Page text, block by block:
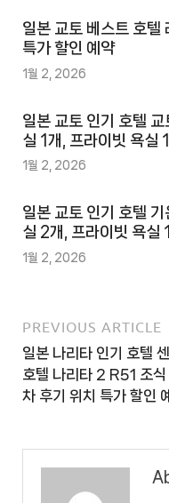
일본 교토 베스트 호텔
특가 할인 예약
1월 2, 2026
일본 교토 인기 호텔
실 1개, 프라이빗 욕실
1월 2, 2026
일본 교토 인기 호텔
실 2개, 프라이빗 욕실
1월 2, 2026
PREVIOUS ARTICLE
일본 나리타 인기 호텔
호텔 나리타 2 R51 조식
차 후기 위치 특가 할인